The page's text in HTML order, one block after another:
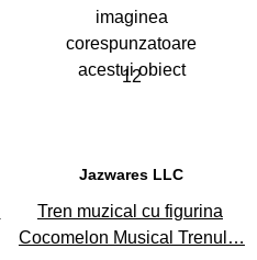
12
Jazwares LLC
Tren muzical cu figurina
Cocomelon Musical Trenul…